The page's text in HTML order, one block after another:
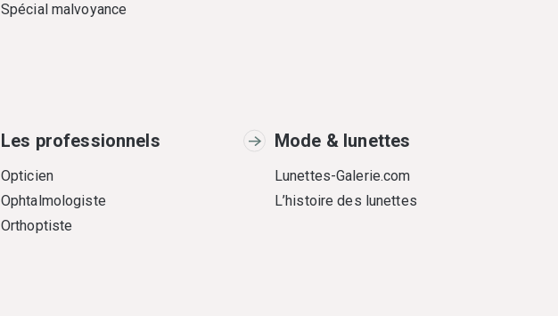
Spécial malvoyance
Les professionnels
Opticien
Ophtalmologiste
Orthoptiste
Mode & lunettes
Lunettes-Galerie.com
L’histoire des lunettes